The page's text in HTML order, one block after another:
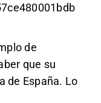
de
que su
de España. Lo